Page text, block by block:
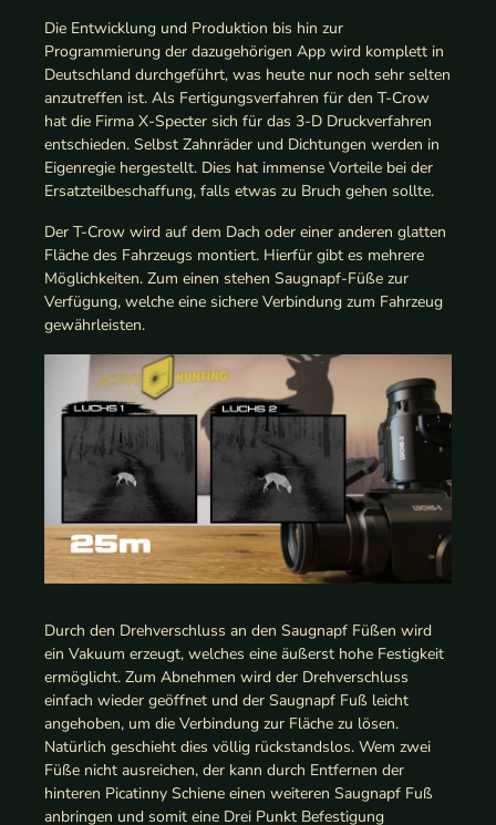
Die Entwicklung und Produktion bis hin zur
Programmierung der dazugehörigen App wird komplett in
Deutschland durchgeführt, was heute nur noch sehr selten
anzutreffen ist. Als Fertigungsverfahren für den T-Crow
hat die Firma X-Specter sich für das 3-D Druckverfahren
entschieden. Selbst Zahnräder und Dichtungen werden in
Eigenregie hergestellt. Dies hat immense Vorteile bei der
Ersatzteilbeschaffung, falls etwas zu Bruch gehen sollte.
Der T-Crow wird auf dem Dach oder einer anderen glatten
Fläche des Fahrzeugs montiert. Hierfür gibt es mehrere
Möglichkeiten. Zum einen stehen Saugnapf-Füße zur
Verfügung, welche eine sichere Verbindung zum Fahrzeug
gewährleisten.
Durch den Drehverschluss an den Saugnapf Füßen wird
ein Vakuum erzeugt, welches eine äußerst hohe Festigkeit
ermöglicht. Zum Abnehmen wird der Drehverschluss
einfach wieder geöffnet und der Saugnapf Fuß leicht
angehoben, um die Verbindung zur Fläche zu lösen.
Natürlich geschieht dies völlig rückstandslos. Wem zwei
Füße nicht ausreichen, der kann durch Entfernen der
hinteren Picatinny Schiene einen weiteren Saugnapf Fuß
anbringen und somit eine Drei Punkt Befestigung